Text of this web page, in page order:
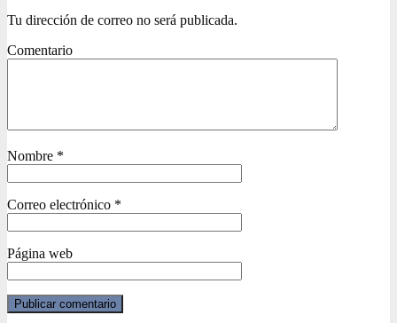
Tu dirección de correo no será publicada.
Comentario
Nombre *
Correo electrónico *
Página web